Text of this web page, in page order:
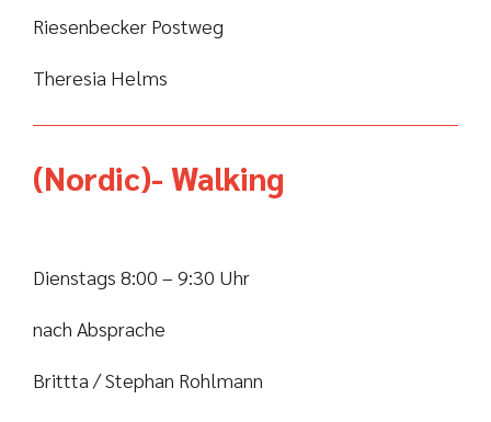
Riesenbecker Postweg
Theresia Helms
(Nordic)- Walking
Dienstags 8:00 – 9:30 Uhr
nach Absprache
Brittta / Stephan Rohlmann